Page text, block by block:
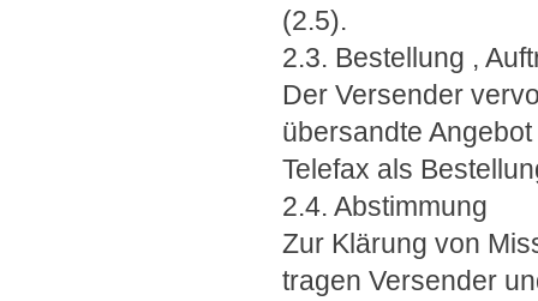
(2.5).
2.3. Bestellung ,
Der Versender
übersandte
Telefax als
2.4. Abstimmung
Zur Klärung von
tragen Versender